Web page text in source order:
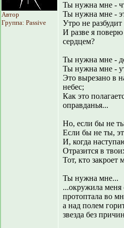
Автор
Группа: Passive
Ты нужна мне -
Ты нужна мне -
Утро не
И разве я поверю
сердцем?
Ты нужна мне -
Ты нужна мне -
Это вырезано в
небес;
Как это
оправданья...
Но, если бы не
Если бы не ты,
И, когда
Отразится в
Тот, кто закроет
Ты нужна мне...
...окружила меня
протоптала во
а над полем
звезда без